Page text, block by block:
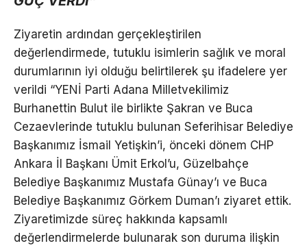
Ziyaretin ardından gerçekleştirilen
değerlendirmede, tutuklu isimlerin sağlık ve moral
durumlarının iyi olduğu belirtilerek şu ifadelere yer
verildi “YENİ Parti Adana Milletvekilimiz
Burhanettin Bulut ile birlikte Şakran ve Buca
Cezaevlerinde tutuklu bulunan Seferihisar Belediye
Başkanımız İsmail Yetişkin’i, önceki dönem CHP
Ankara İl Başkanı Ümit Erkol’u, Güzelbahçe
Belediye Başkanımız Mustafa Günay’ı ve Buca
Belediye Başkanımız Görkem Duman’ı ziyaret ettik.
Ziyaretimizde süreç hakkında kapsamlı
değerlendirmelerde bulunarak son duruma ilişkin